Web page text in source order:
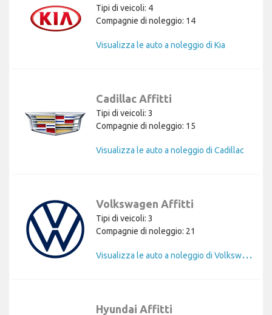
Tipi di veicoli: 4
Compagnie di noleggio: 14
Visualizza le auto a noleggio di Kia
Cadillac Affitti
Tipi di veicoli: 3
Compagnie di noleggio: 15
Visualizza le auto a noleggio di Cadillac
Volkswagen Affitti
Tipi di veicoli: 3
Compagnie di noleggio: 21
V
isualizza le auto a noleggio di Volkswagen
Hyundai Affitti